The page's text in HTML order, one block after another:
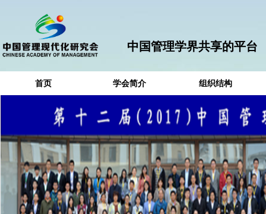
中国管理学界共享的平台
首页 学会简介 组织结构